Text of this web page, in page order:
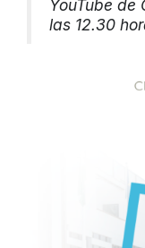
YouTube de
las 12.30